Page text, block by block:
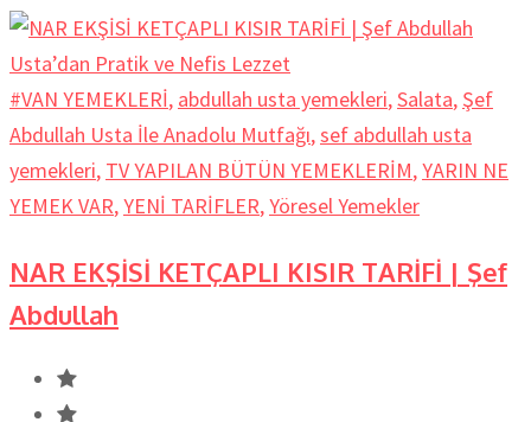
#VAN YEMEKLERİ, abdullah usta yemekleri,Salata, Şef
Abdullah Usta İle Anadolu Mutfağı,sef abdullah usta
yemekleri, TV YAPILAN BÜTÜN YEMEKLERİM,YARIN NE
YEMEK VAR,YENİ TARİFLER,Yöresel Yemekler
NAR EKŞİSİ KETÇAPLI KISIR TARİFİ | Şef
Abdullah